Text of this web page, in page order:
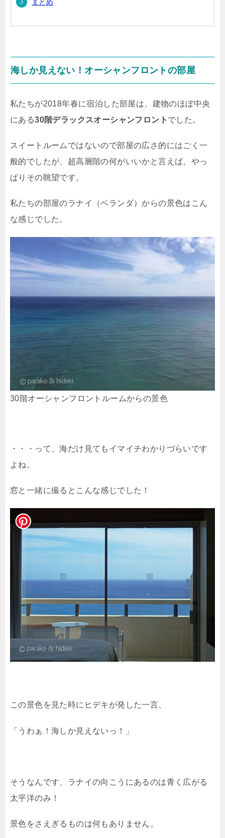
まとめ
海しか見えない！オーシャンフロントの部屋
私たちが2018年春に宿泊した部屋は、建物のほぼ中央
にある30階デラックスオーシャンフロント でした。
スイートルームではないので部屋の広さ的にはごく一
般的でしたが、超高層階の何がいいかと言えば、やっ
ぱりその眺望です。
私たちの部屋のラナイ（ベランダ）からの景色はこん
な感じでした。
30階オーシャンフロントルームからの景色
・・・って、海だけ見てもイマイチわかりづらいです
よね。
窓と一緒に撮るとこんな感じでした！
この景色を見た時にヒデキが発した一言、
「うわぁ！海しか見えないっ！」
そうなんです、ラナイの向こうにあるのは青く広がる
太平洋のみ！
景色をさえぎるものは何もありません。